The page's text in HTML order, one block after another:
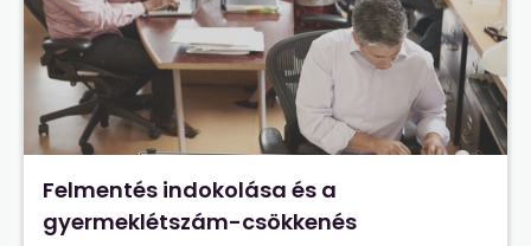
Felmentés indokolása és a
gyermeklétszám-csökkenés